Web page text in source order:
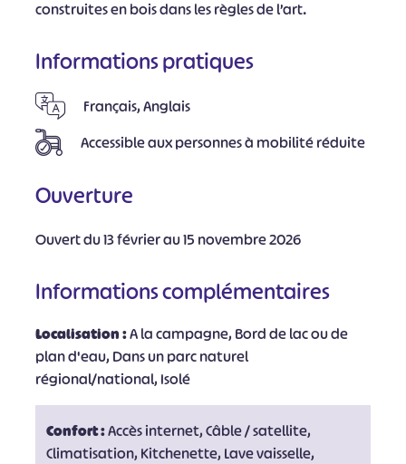
construites en bois dans les règles de l’art.
Informations pratiques
Français, Anglais
Accessible aux personnes à mobilité réduite
Ouverture
Ouvert du 13 février au 15 novembre 2026
Informations complémentaires
Localisation :A la campagne, Bord de lac ou de
plan d'eau, Dans un parc naturel
régional/national, Isolé
Confort :Accès internet, Câble / satellite,
Climatisation, Kitchenette, Lave vaisselle,